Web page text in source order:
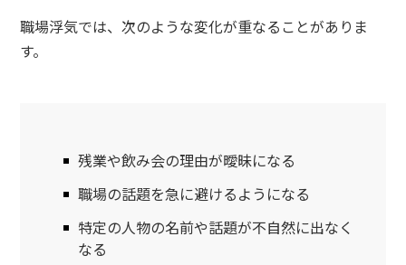
職場浮気では、次のような変化が重なることがありま
す。
残業や飲み会の理由が曖昧になる
職場の話題を急に避けるようになる
特定の人物の名前や話題が不自然に出なく
なる